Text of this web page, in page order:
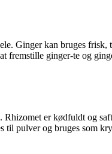
Ginger kan bruges frisk,
fremstille ginger-te og
Rhizomet er kødfuldt og
til pulver og bruges som